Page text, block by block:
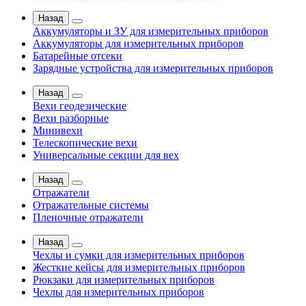
Назад
Аккумуляторы и ЗУ для измерительных приборов
Аккумуляторы для измерительных приборов
Батарейные отсеки
Зарядные устройства для измерительных приборов
Назад
Вехи геодезические
Вехи разборные
Минивехи
Телескопические вехи
Универсальные секции для вех
Назад
Отражатели
Отражательные системы
Пленочные отражатели
Назад
Чехлы и сумки для измерительных приборов
Жесткие кейсы для измерительных приборов
Рюкзаки для измерительных приборов
Чехлы для измерительных приборов